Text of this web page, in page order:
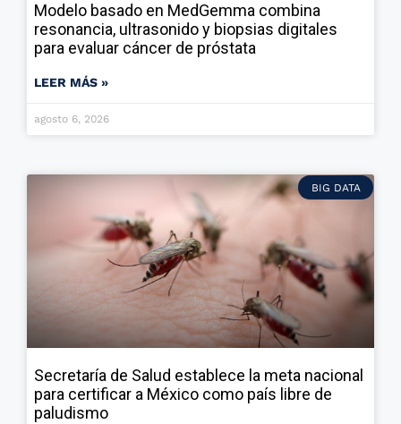
Modelo basado en MedGemma combina
resonancia, ultrasonido y biopsias digitales
para evaluar cáncer de próstata
LEER MÁS »
agosto 6, 2026
BIG DATA
Secretaría de Salud establece la meta nacional
para certificar a México como país libre de
paludismo